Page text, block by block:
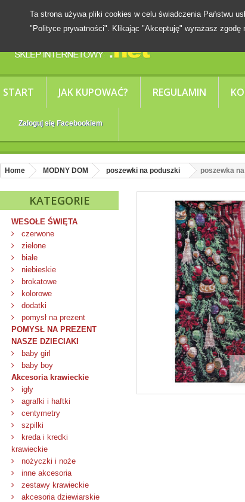
START JAK KUPOWAĆ? REGULAMIN
Zaloguj się Facebookiem
Ta strona używa pliki cookies w celu świadczenia Państwu
"Polityce prywatności". Klikając "Akceptuję" wyrażasz
Home MODNY DOM poszewki na poduszki poszewka
KATEGORIE
WESOŁE ŚWIĘTA
czerwone
zielone
białe
niebieskie
brokatowe
kolorowe
dodatki
pomysł na prezent
POMYSŁ NA PREZENT
NASZE DZIECIAKI
baby girl
baby boy
Akcesoria krawieckie
igły
agrafki i haftki
centymetry
szpilki
kreda i kredki
krawieckie
nożyczki i noże
inne akcesoria
zestawy krawieckie
akcesoria dziewiarskie